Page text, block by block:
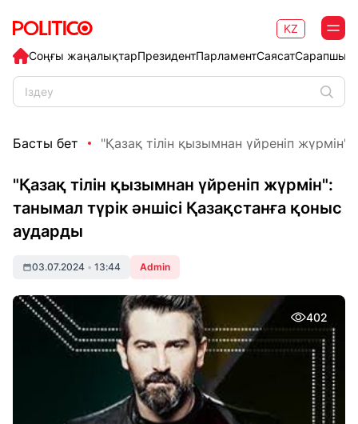
Соңғы жаңалықтарПрезидентПарламентСаясат
KZ
Басты бет "Қазақ тілін қызымнан үйреніп
"Қазақ тілін қызымнан үйреніп жүрмін":
танымал түрік әншісі Қазақстанға қоныс
аударды
03.07.2024 • 13:44 Admin
402